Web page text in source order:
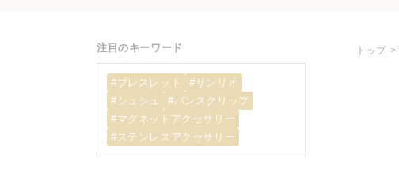
注目のキーワード
#ブレスレット
#サンリオ
#シュシュ
#バンスクリップ
#マグネットアクセサリー
#ステンレスアクセサリー
トップ